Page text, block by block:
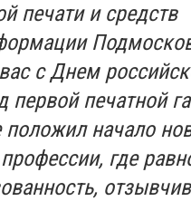
печати и средств
с Днем
первой печатной
положил начало
где